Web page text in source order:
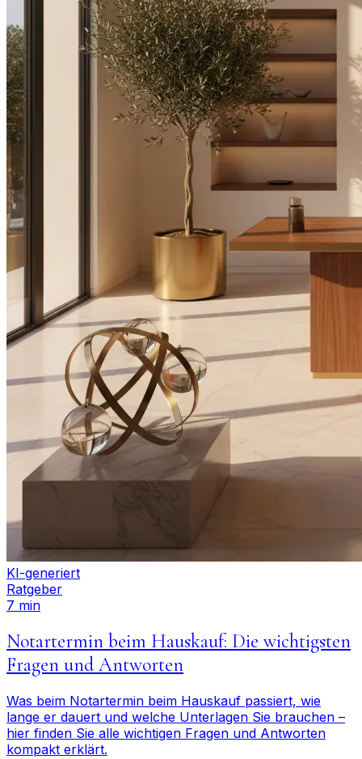
KI-generiert
Ratgeber
7 min
Notartermin beim Hauskauf: Die wichtigsten
Fragen und Antworten
Was beim Notartermin beim Hauskauf passiert, wie
lange er dauert und welche Unterlagen Sie brauchen –
hier finden Sie alle wichtigen Fragen und Antworten
kompakt erklärt.